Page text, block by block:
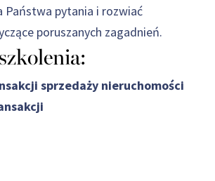
Państwa pytania i rozwiać
poruszanych zagadnień.
sprzedaży nieruchomości